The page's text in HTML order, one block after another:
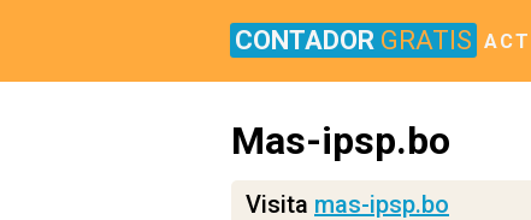
CONTADOR GRATIS
Mas-ipsp.bo
Visita mas-ipsp.bo